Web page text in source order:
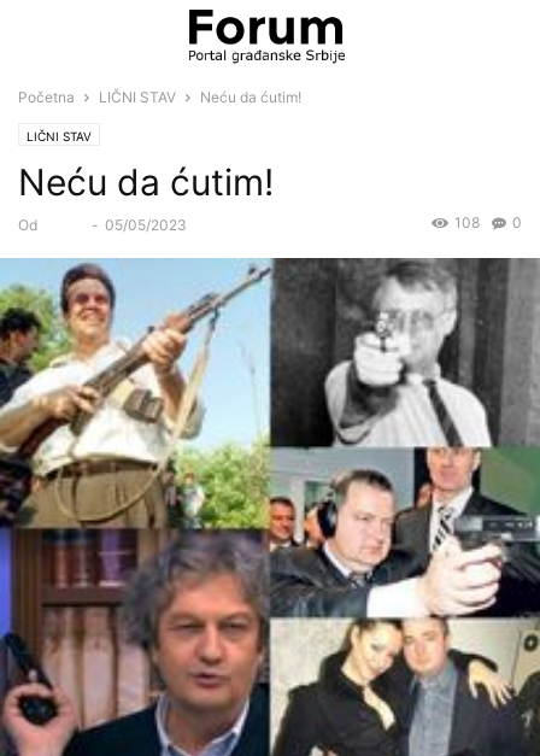
Početna LIČNI STAV Neću da ćutim!
LIČNI STAV
Neću da ćutim!
Od - 05/05/2023 0
108